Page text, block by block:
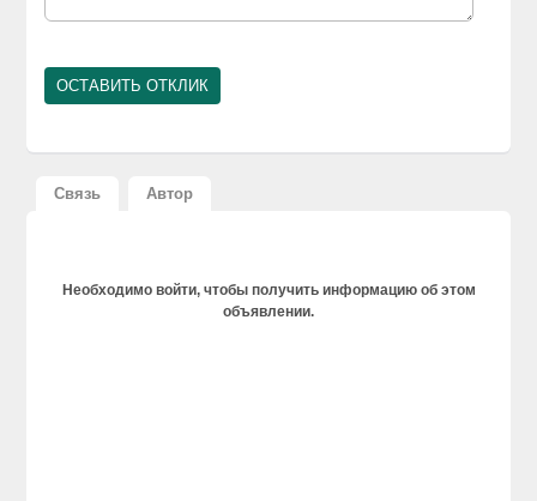
Связь Автор
Необходимо войти, чтобы получить информацию об этом
объявлении.